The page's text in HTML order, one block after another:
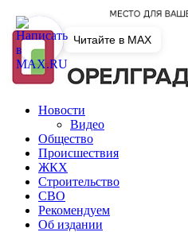
Новости
Видео
Общество
Происшествия
ЖКХ
Строительство
СВО
Рекомендуем
Об издании
Читайте в MAX